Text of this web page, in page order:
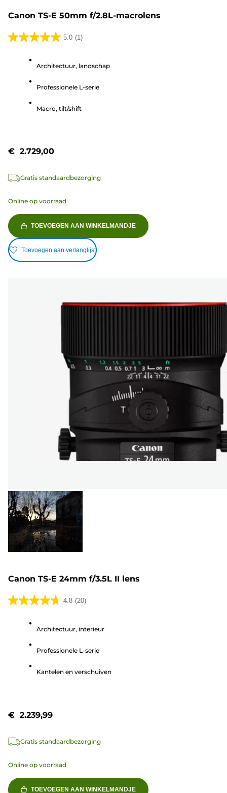
Canon TS-E 50mm f/2.8L-macrolens
5.0 (1)
5.0
sterren.
Architectuur, landschap
Professionele L-serie
Macro, tilt/shift
€ 2.729,00
Gratis standaardbezorging
Online op voorraad
TOEVOEGEN AAN WINKELMANDJE
Toevoegen aan verlanglijst
Canon TS-E 24mm f/3.5L II lens
4.8 (20)
4.8
sterren.
Architectuur, interieur
Professionele L-serie
Kantelen en verschuiven
€ 2.239,99
Gratis standaardbezorging
Online op voorraad
TOEVOEGEN AAN WINKELMANDJE